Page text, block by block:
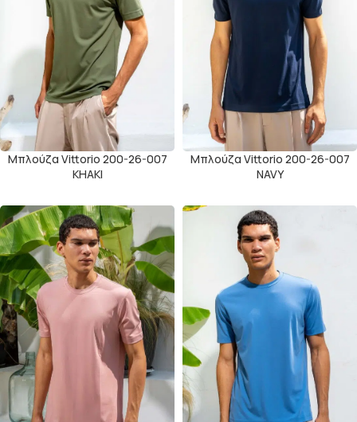
Μπλούζα Vittorio 200-26-007
KHAKI
Μπλούζα Vittorio 200-26-007
NAVY